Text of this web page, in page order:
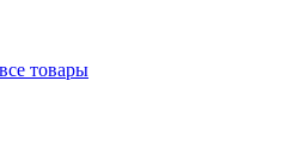
товары